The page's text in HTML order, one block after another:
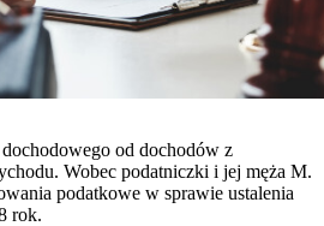
od dochodów z
Wobec podatniczki i jej męża M.
podatkowe w sprawie ustalenia
rok.